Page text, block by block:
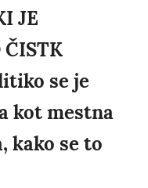
JE
ČISTK
se je
kot mestna
kako se to